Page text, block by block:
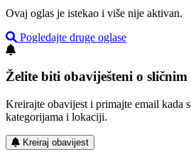
Ovaj oglas je istekao i više nije aktivan.
Pogledajte druge oglase
Želite biti obaviješteni o sličnim
Kreirajte obavijest i primajte email kada
kategorijama i lokaciji.
Kreiraj obavijest